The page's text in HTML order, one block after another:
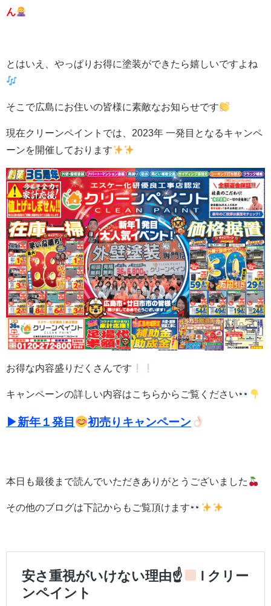
ん
とはいえ、やっぱりお得に塗装ができたら嬉しいですよね
そこで広島にお住いの皆様に素敵なお知らせです
現在クリーンペイントでは、2023年 一発目となるキャンペ
ーンを開催しております
お得な内容盛りだくさんです
キャンペーンの詳しい内容はこちらからご覧ください
▶新年１発目 初売りキャンペーン
本日も最後まで読んでいただきありがとうございました
その他のブログは下記からもご覧頂けます